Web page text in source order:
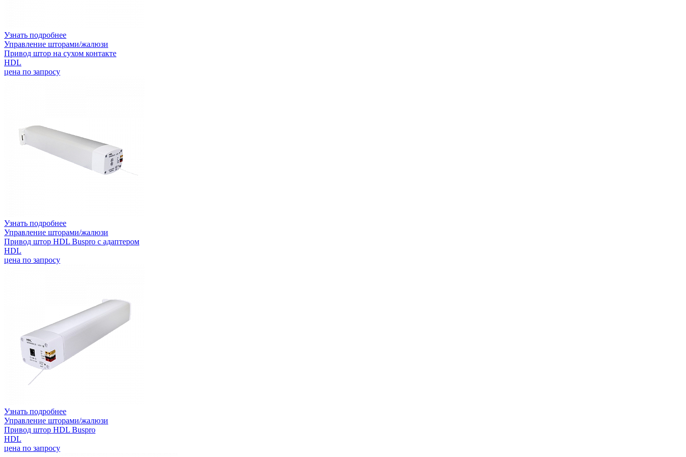
Узнать подробнее
Управление шторами/жалюзи
Привод штор на сухом контакте
HDL
цена по запросу
Узнать подробнее
Управление шторами/жалюзи
Привод штор HDL Buspro с адаптером
HDL
цена по запросу
Узнать подробнее
Управление шторами/жалюзи
Привод штор HDL Buspro
HDL
цена по запросу